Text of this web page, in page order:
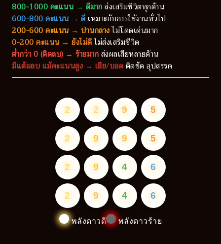
800-1000 คะแนน → ดีมากส่งเสริมชีวิตทุกด้าน
600-800 คะแนน → ดีเหมาะกับการใช้งานทั่วไป
200-600 คะแนน → ปานกลางไม่โดดเด่นมาก
0-200 คะแนน → ยังไม่ดีไม่ส่งเสริมชีวิต
ต่ำกว่า 0 (ติดลบ) → ร้ายมากส่งผลเสียหลายด้าน
มีแต้มลบ แม้คะแนนสูง → เสีย/บอดติดขัด อุปสรรค
2 2 9 5
2 9 9 5
2 9 4 6
2 9 4 6
พลังดาวดี พลังดาวร้าย